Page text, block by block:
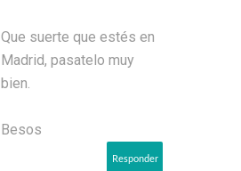
Que suerte que estés en
Madrid, pasatelo muy
bien.
Besos
Responder